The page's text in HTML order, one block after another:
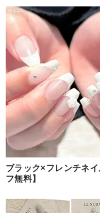
ブラック×フレンチネ
フ無料】